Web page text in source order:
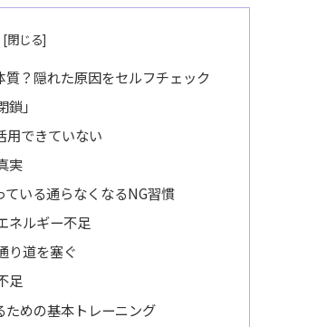
？隠れた原因をセルフチェック
」
用できていない
実
いる通らなくなるNG習慣
ネルギー不足
り道を塞ぐ
足
ための基本トレーニング